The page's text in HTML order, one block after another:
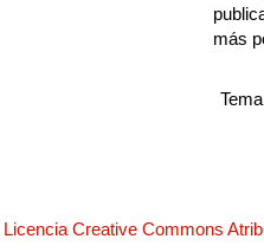
más
Licencia Creative Commons